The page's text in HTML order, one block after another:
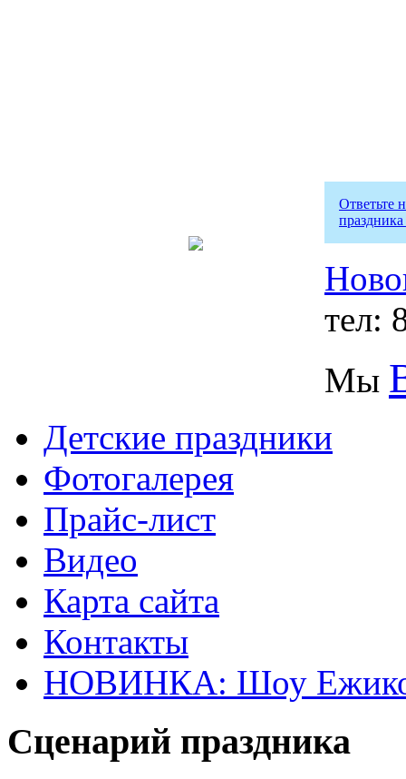
Ответьте
тел:
Мы
Детские праздники
Фотогалерея
Прайс-лист
Видео
Карта сайта
Контакты
НОВИНКА: Шоу
Сценарий праздника